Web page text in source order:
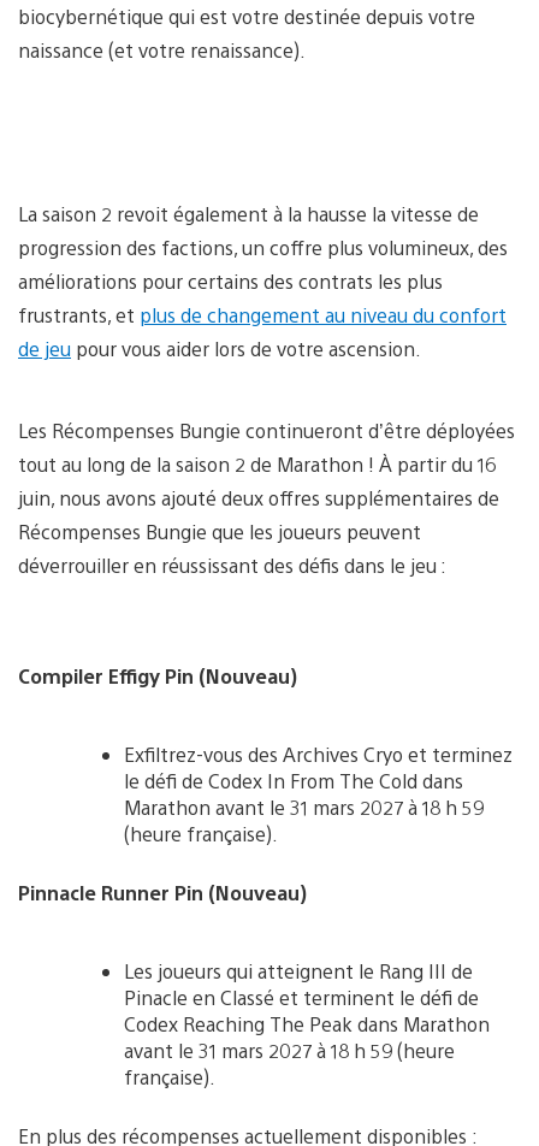
biocybernétique qui est votre destinée depuis votre
naissance (et votre renaissance).
La saison 2 revoit également à la hausse la vitesse de
progression des factions, un coffre plus volumineux, des
améliorations pour certains des contrats les plus
frustrants, et plus de changement au niveau du confort
de jeu pour vous aider lors de votre ascension.
Les Récompenses Bungie continueront d’être déployées
tout au long de la saison 2 de Marathon ! À partir du 16
juin, nous avons ajouté deux offres supplémentaires de
Récompenses Bungie que les joueurs peuvent
déverrouiller en réussissant des défis dans le jeu :
Compiler Effigy Pin (Nouveau)
Exfiltrez-vous des Archives Cryo et terminez
le défi de Codex In From The Cold dans
Marathon avant le 31 mars 2027 à 18 h 59
(heure française).
Pinnacle Runner Pin (Nouveau)
Les joueurs qui atteignent le Rang III de
Pinacle en Classé et terminent le défi de
Codex Reaching The Peak dans Marathon
avant le 31 mars 2027 à 18 h 59 (heure
française).
En plus des récompenses actuellement disponibles :